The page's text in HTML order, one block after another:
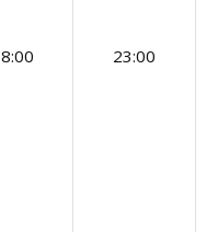
8:00 23:00